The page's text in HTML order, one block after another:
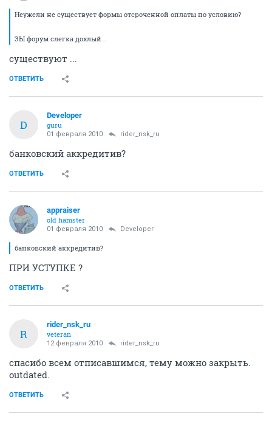
Неужели не существует формы отсроченной оплаты по условию?
ЗЫ форум слегка дохлый...
существуют ...
ОТВЕТИТЬ
D
Developer
guru
01 февраля 2010 rider_nsk_ru
банковский аккредитив?
ОТВЕТИТЬ
appraiser
old hamster
01 февраля 2010 Developer
банковский аккредитив?
ПРИ УСТУПКЕ ?
ОТВЕТИТЬ
R
rider_nsk_ru
veteran
12 февраля 2010 rider_nsk_ru
спасибо всем отписавшимся, тему можно закрыть.
outdated.
ОТВЕТИТЬ